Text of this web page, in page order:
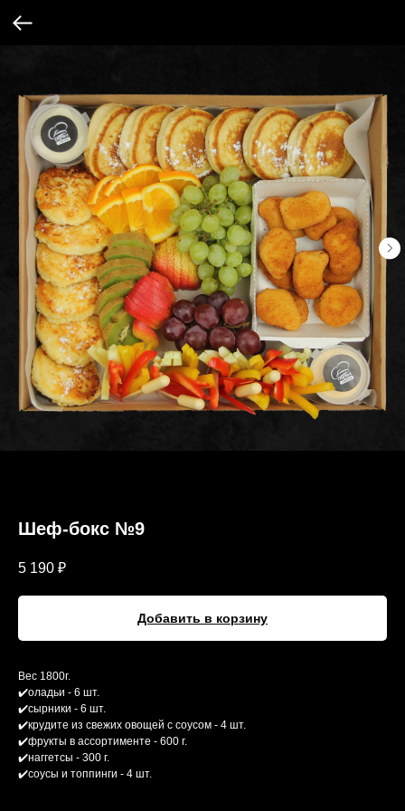
Шеф-бокс №9
5 190 ₽
Добавить в корзину
Вес 1800г.
✔️оладьи - 6 шт.
✔️сырники - 6 шт.
✔️крудите из свежих овощей с соусом - 4 шт.
✔️фрукты в ассортименте - 600 г.
✔️наггетсы - 300 г.
✔️соусы и топпинги - 4 шт.